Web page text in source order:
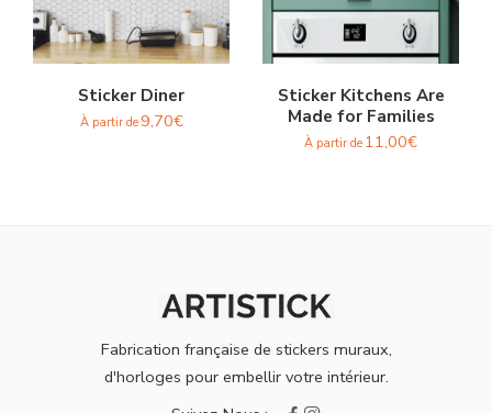
Sticker Diner
À partir de9,70€
Sticker Kitchens Are
Made for Families
À partir de 11,00€
Fabrication française de stickers muraux,
d'horloges pour embellir votre intérieur.